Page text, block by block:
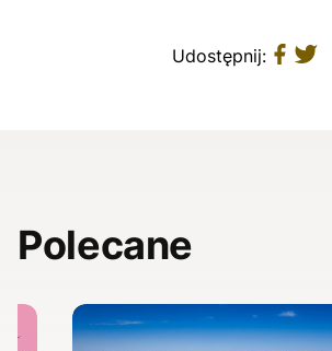
Udostępnij:
Polecane